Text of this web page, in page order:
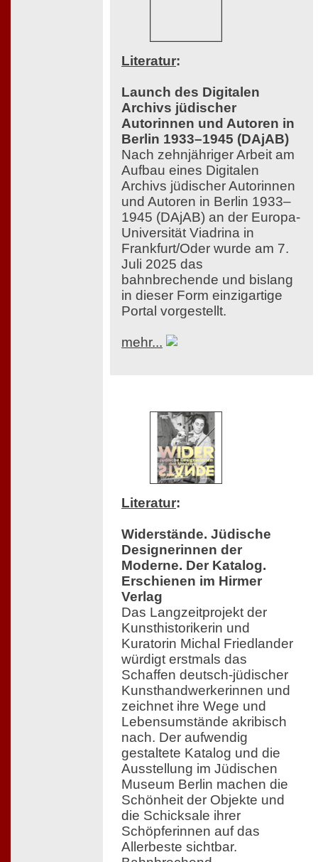
Literatur:
Launch des Digitalen
Archivs jüdischer
Autorinnen und Autoren in
Berlin 1933–1945 (DAjAB)
Nach zehnjähriger Arbeit am
Aufbau eines Digitalen
Archivs jüdischer Autorinnen
und Autoren in Berlin 1933–
1945 (DAjAB) an der Europa-
Universität Viadrina in
Frankfurt/Oder wurde am 7.
Juli 2025 das
bahnbrechende und bislang
in dieser Form einzigartige
Portal vorgestellt.
mehr...
Literatur:
Widerstände. Jüdische
Designerinnen der
Moderne. Der Katalog.
Erschienen im Hirmer
Verlag
Das Langzeitprojekt der
Kunsthistorikerin und
Kuratorin Michal Friedlander
würdigt erstmals das
Schaffen deutsch-jüdischer
Kunsthandwerkerinnen und
zeichnet ihre Wege und
Lebensumstände akribisch
nach. Der aufwendig
gestaltete Katalog und die
Ausstellung im Jüdischen
Museum Berlin machen die
Schönheit der Objekte und
die Schicksale ihrer
Schöpferinnen auf das
Allerbeste sichtbar.